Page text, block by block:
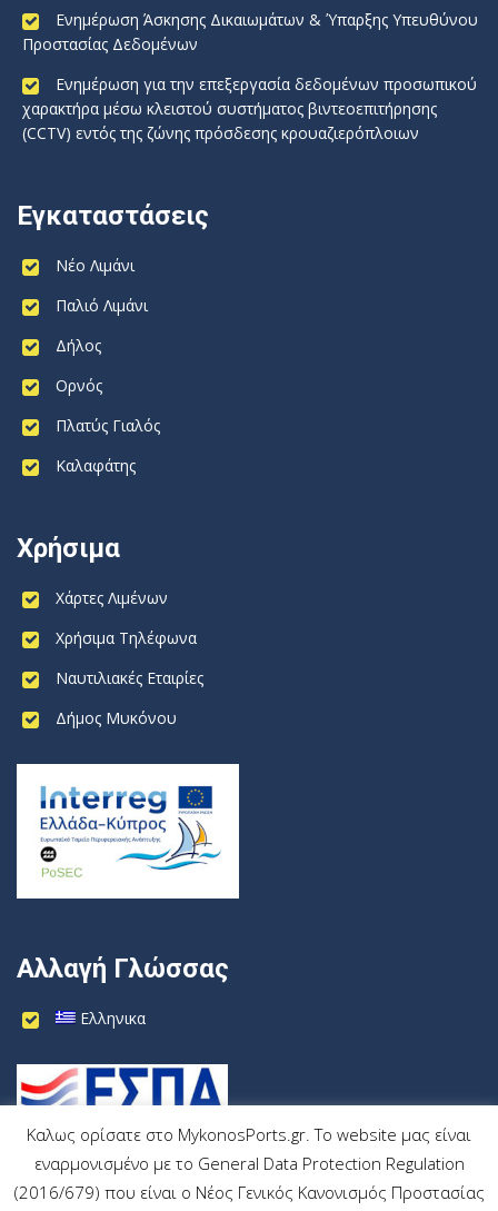
Ενημέρωση Άσκησης Δικαιωμάτων & Ύπαρξης Υπευθύνου
Προστασίας Δεδομένων
Ενημέρωση για την επεξεργασία δεδομένων προσωπικού
χαρακτήρα μέσω κλειστού συστήματος βιντεοεπιτήρησης
(CCTV) εντός της ζώνης πρόσδεσης κρουαζιερόπλοιων
Εγκαταστάσεις
Νέο Λιμάνι
Παλιό Λιμάνι
Δήλος
Ορνός
Πλατύς Γιαλός
Καλαφάτης
Χρήσιμα
Χάρτες Λιμένων
Χρήσιμα Τηλέφωνα
Ναυτιλιακές Εταιρίες
Δήμος Μυκόνου
Αλλαγή Γλώσσας
Ελληνικα
Καλως ορίσατε στο MykonosPorts.gr. Το website μας είναι
εναρμονισμένο με το General Data Protection Regulation
(2016/679) που είναι ο Νέος Γενικός Κανονισμός Προστασίας